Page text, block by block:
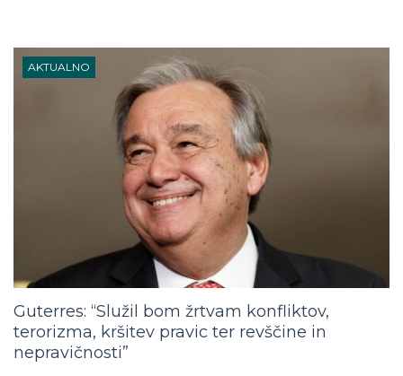
AKTUALNO
Guterres: “Služil bom žrtvam konfliktov,
terorizma, kršitev pravic ter revščine in
nepravičnosti”